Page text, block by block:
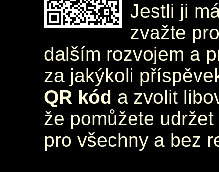
Jestli ji
zvažte
dalším rozvojem a
za jakýkoli
QR kód a zvolit
že pomůžete
pro všechny a bez